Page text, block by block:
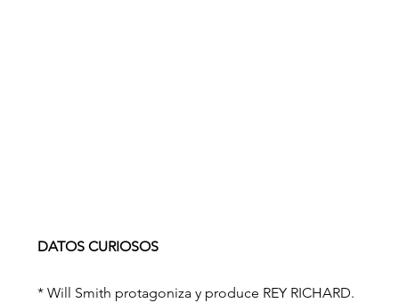
DATOS CURIOSOS
* Will Smith protagoniza y produce REY RICHARD.